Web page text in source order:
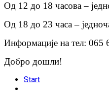
Од 12 до 18 часова –
Од 18 до 23 часа –
Информације на тел: 065
Добро дошли!
Start